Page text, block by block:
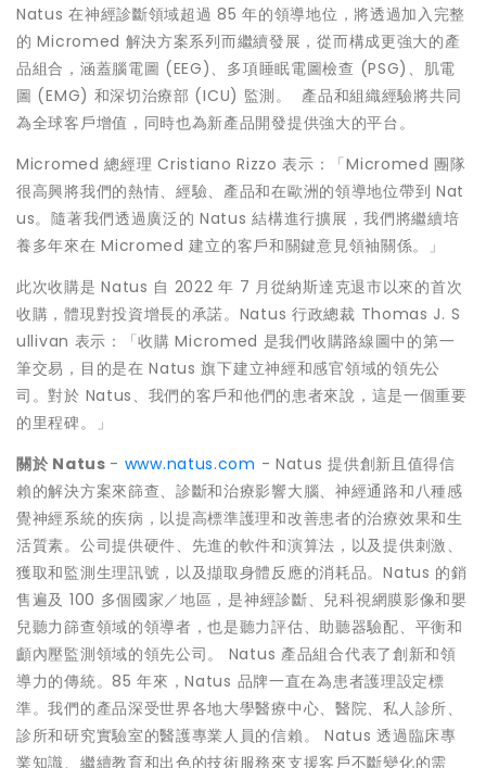
Natus 在神經診斷領域超過 85 年的領導地位，將透過加入完整
的 Micromed 解決方案系列而繼續發展，從而構成更強大的產
品組合，涵蓋腦電圖 (EEG)、多項睡眠電圖檢查 (PSG)、肌電
圖 (EMG) 和深切治療部 (ICU) 監測。 產品和組織經驗將共同
為全球客戶增值，同時也為新產品開發提供強大的平台。
Micromed 總經理Cristiano Rizzo 表示：「Micromed 團隊
很高興將我們的熱情、經驗、產品和在歐洲的領導地位帶到 Nat
us。隨著我們透過廣泛的 Natus 結構進行擴展，我們將繼續培
養多年來在 Micromed 建立的客戶和關鍵意見領袖關係。」
此次收購是 Natus 自 2022 年 7 月從納斯達克退市以來的首次
收購，體現對投資增長的承諾。Natus 行政總裁 Thomas J. S
ullivan 表示：「收購 Micromed 是我們收購路線圖中的第一
筆交易，目的是在 Natus 旗下建立神經和感官領域的領先公
司。對於 Natus、我們的客戶和他們的患者來說，這是一個重要
的里程碑。」
關於 Natus - www.natus.com - Natus 提供創新且值得信
賴的解決方案來篩查、診斷和治療影響大腦、神經通路和八種感
覺神經系統的疾病，以提高標準護理和改善患者的治療效果和生
活質素。公司提供硬件、先進的軟件和演算法，以及提供刺激、
獲取和監測生理訊號，以及擷取身體反應的消耗品。Natus 的銷
售遍及 100 多個國家／地區，是神經診斷、兒科視網膜影像和嬰
兒聽力篩查領域的領導者，也是聽力評估、助聽器驗配、平衡和
顱內壓監測領域的領先公司。 Natus 產品組合代表了創新和領
導力的傳統。85 年來，Natus 品牌一直在為患者護理設定標
準。我們的產品深受世界各地大學醫療中心、醫院、私人診所、
診所和研究實驗室的醫護專業人員的信賴。 Natus 透過臨床專
業知識、繼續教育和出色的技術服務來支援客戶不斷變化的需